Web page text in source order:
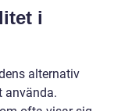
i
alternativ
använda.